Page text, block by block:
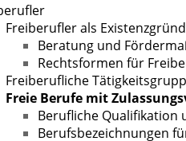
Freiberufler als
Beratung und
Rechtsformen für
Freiberufliche
Freie Berufe mit
Berufliche Qualifikation
Berufsbezeichnungen